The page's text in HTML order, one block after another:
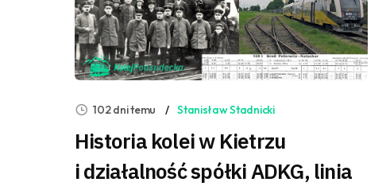
102 dni temu Stanisław Stadnicki
Historia kolei w Kietrzu
i działalność spółki ADKG, linia